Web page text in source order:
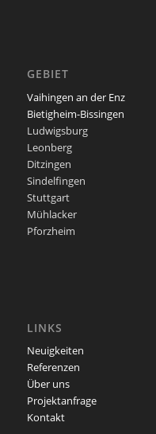
GEBIET
Vaihingen an der Enz
Bietigheim-Bissingen
Ludwigsburg
Leonberg
Ditzingen
Sindelfingen
Stuttgart
Mühlacker
Pforzheim
LINKS
Neuigkeiten
Referenzen
Über uns
Projektanfrage
Kontakt